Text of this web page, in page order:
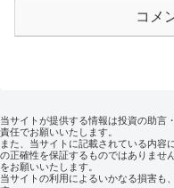
コメ
当サイトが提供する情報は投資の助言
責任でお願いいたします。
また、当サイトに記載されている内容
の正確性を保証するものではありませ
をお願いいたします。
当サイトの利用によるいかなる損害も